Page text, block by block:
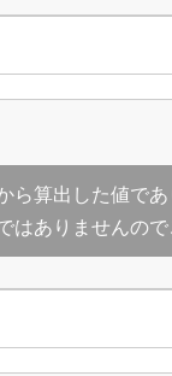
ら算出した値であ
はありませんので